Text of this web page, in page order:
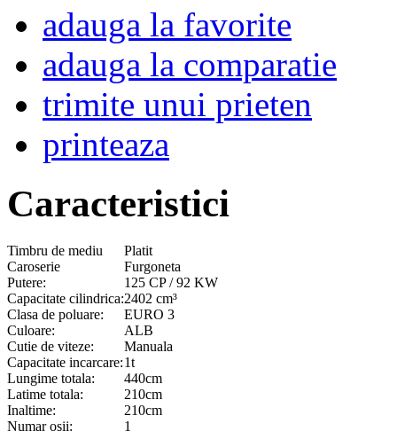
adauga la favorite
adauga la comparatie
trimite unui prieten
printeaza
Caracteristici
Timbru de mediu
Platit
Caroserie
Furgoneta
Putere:
125 CP / 92 KW
Capacitate cilindrica:2402 cm³
Clasa de poluare:
EURO 3
Culoare:
ALB
Cutie de viteze:
Manuala
Capacitate incarcare:1t
Lungime totala:
440cm
Latime totala:
210cm
Inaltime:
210cm
Numar osii:
1